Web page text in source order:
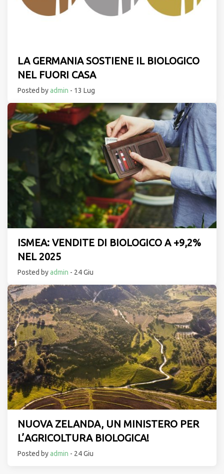
LA GERMANIA SOSTIENE IL BIOLOGICO
NEL FUORI CASA
Posted byadmin - 13 Lug
ISMEA: VENDITE DI BIOLOGICO A +9,2%
NEL 2025
Posted byadmin - 24 Giu
NUOVA ZELANDA, UN MINISTERO PER
L’AGRICOLTURA BIOLOGICA!
Posted byadmin - 24 Giu